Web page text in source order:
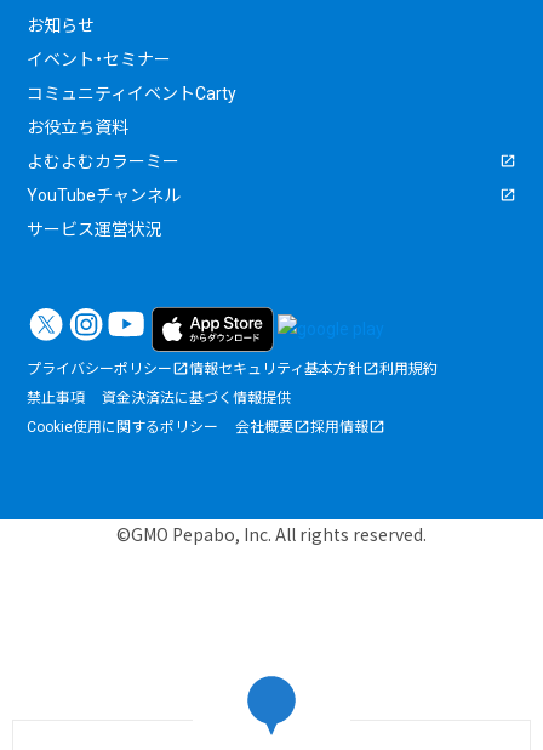
お知らせ
イベント・セミナー
コミュニティイベントCarty
お役立ち資料
よむよむカラーミー
YouTubeチャンネル
サービス運営状況
プライバシーポリシー 情報セキュリティ基本方針
利用規約
禁止事項
資金決済法に基づく情報提供
Cookie使用に関するポリシー
会社概要 採用情報
©GMO Pepabo, Inc. All rights reserved.